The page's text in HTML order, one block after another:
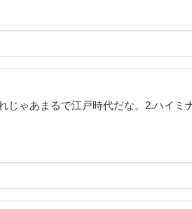
じゃあまるで江戸時代だな。2.ハイミ